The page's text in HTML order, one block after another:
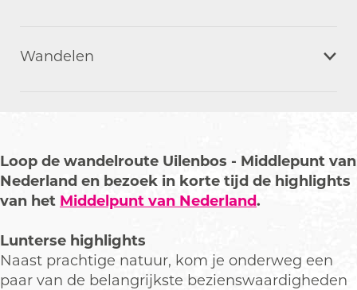
Wandelen
Loop de wandelroute Uilenbos - Middlepunt van
Nederland en bezoek in korte tijd de highlights
van het Middelpunt van Nederland.
Lunterse highlights
Naast prachtige natuur, kom je onderweg een
paar van de belangrijkste bezienswaardigheden